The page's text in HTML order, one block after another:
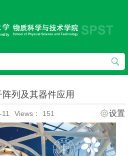
列及其器件应用
Views： 151 设置